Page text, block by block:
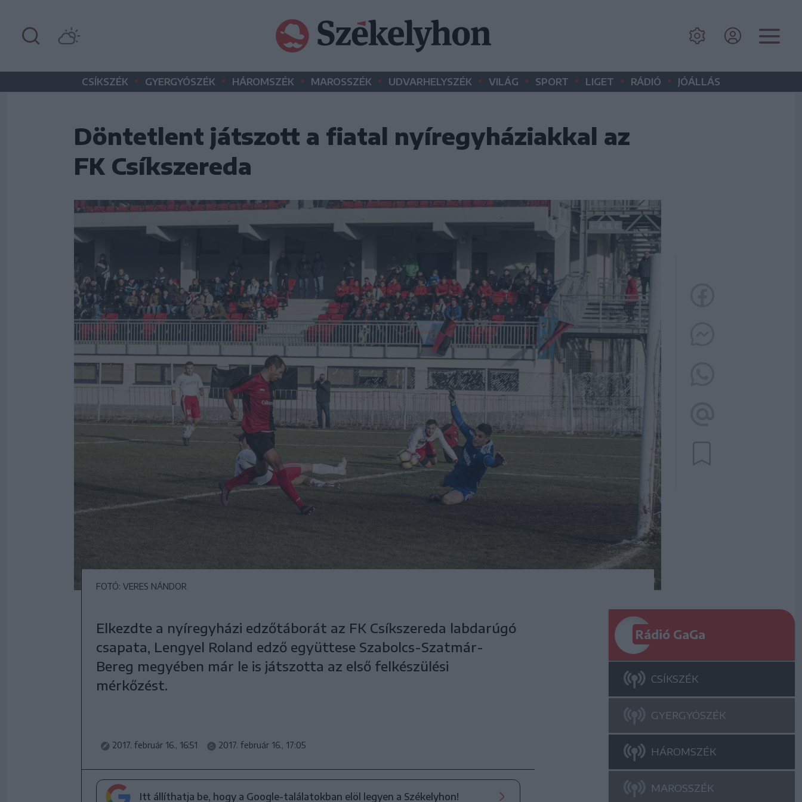
CSÍKSZÉK • GYERGYÓSZÉK • HÁROMSZÉK • MAROSSZÉK • UDVARHELYSZÉK • VILÁG • SPORT • LIGET • RÁDIÓ • JÓÁLLÁS
Döntetlent játszott a fiatal nyíregyháziakkal az
FK Csíkszereda
FOTÓ: VERES NÁNDOR
Elkezdte a nyíregyházi edzőtáborát az FK Csíkszereda labdarúgó
csapata, Lengyel Roland edző együttese Szabolcs-Szatmár-
Bereg megyében már le is játszotta az első felkészülési
mérkőzést.
2017. február 16., 16:51 2017. február 16., 17:05
Itt állíthatja be, hogy a Google-találatokban elöl legyen a Székelyhon!
Rádió GaGa
CSÍKSZÉK
GYERGYÓSZÉK
HÁROMSZÉK
MAROSSZÉK